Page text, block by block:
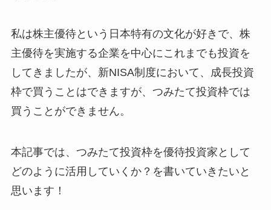
私は株主優待という日本特有の文化が好きで、株
主優待を実施する企業を中心にこれまでも投資を
してきましたが、新NISA制度において、成長投資
枠で買うことはできますが、つみたて投資枠では
買うことができません。
本記事では、つみたて投資枠を優待投資家として
どのように活用していくか？を書いていきたいと
思います！